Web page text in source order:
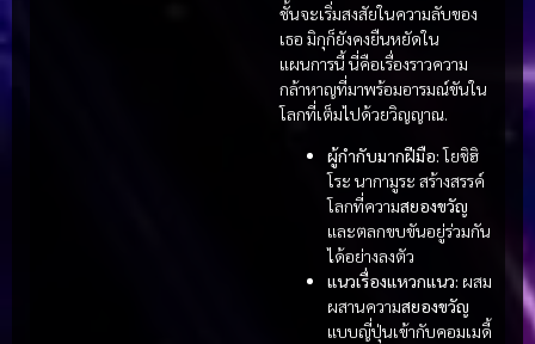
ชั้นจะเริ่มสงสัยในความลับของ
เธอ มิกุก็ยังคงยืนหยัดใน
แผนการนี้ นี่คือเรื่องราวความ
กล้าหาญที่มาพร้อมอารมณ์ขันใน
โลกที่เต็มไปด้วยวิญญาณ.
ผู้กำกับมากฝีมือ:โยชิฮิ
โระ นากามูระ สร้างสรรค์
โลกที่ความสยองขวัญ
และตลกขบขันอยู่ร่วมกัน
ได้อย่างลงตัว
แนวเรื่องแหวกแนว: ผสม
ผสานความสยองขวัญ
แบบญี่ปุ่นเข้ากับคอมเมดี้